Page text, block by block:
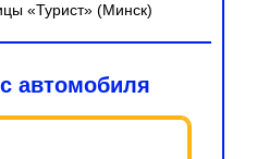
«Турист» (Минск)
автомобиля